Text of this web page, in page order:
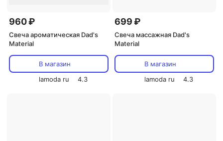
960 ₽
Свеча ароматическая Dad's
Material
В магазин
lamoda ru
4.3
699 ₽
Свеча массажная Dad's
Material
В магазин
lamoda ru
4.3